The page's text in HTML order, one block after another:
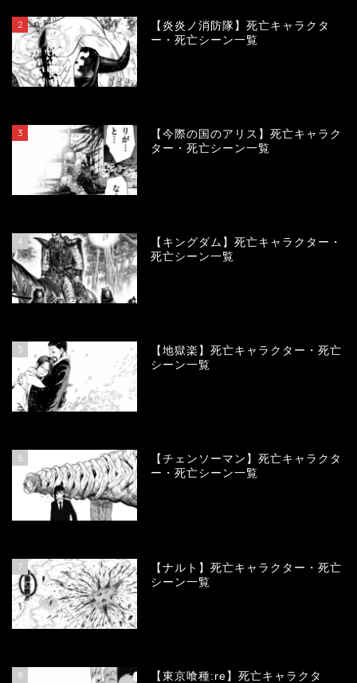
2
【炎炎ノ消防隊】死亡キャラクタ
ー・死亡シーン一覧
3
【今際の国のアリス】死亡キャラク
ター・死亡シーン一覧
4
【キングダム】死亡キャラクター・
死亡シーン一覧
5
【地獄楽】死亡キャラクター・死亡
シーン一覧
6
【チェンソーマン】死亡キャラクタ
ー・死亡シーン一覧
7
【ナルト】死亡キャラクター・死亡
シーン一覧
8
【東京喰種:re】死亡キャラクタ